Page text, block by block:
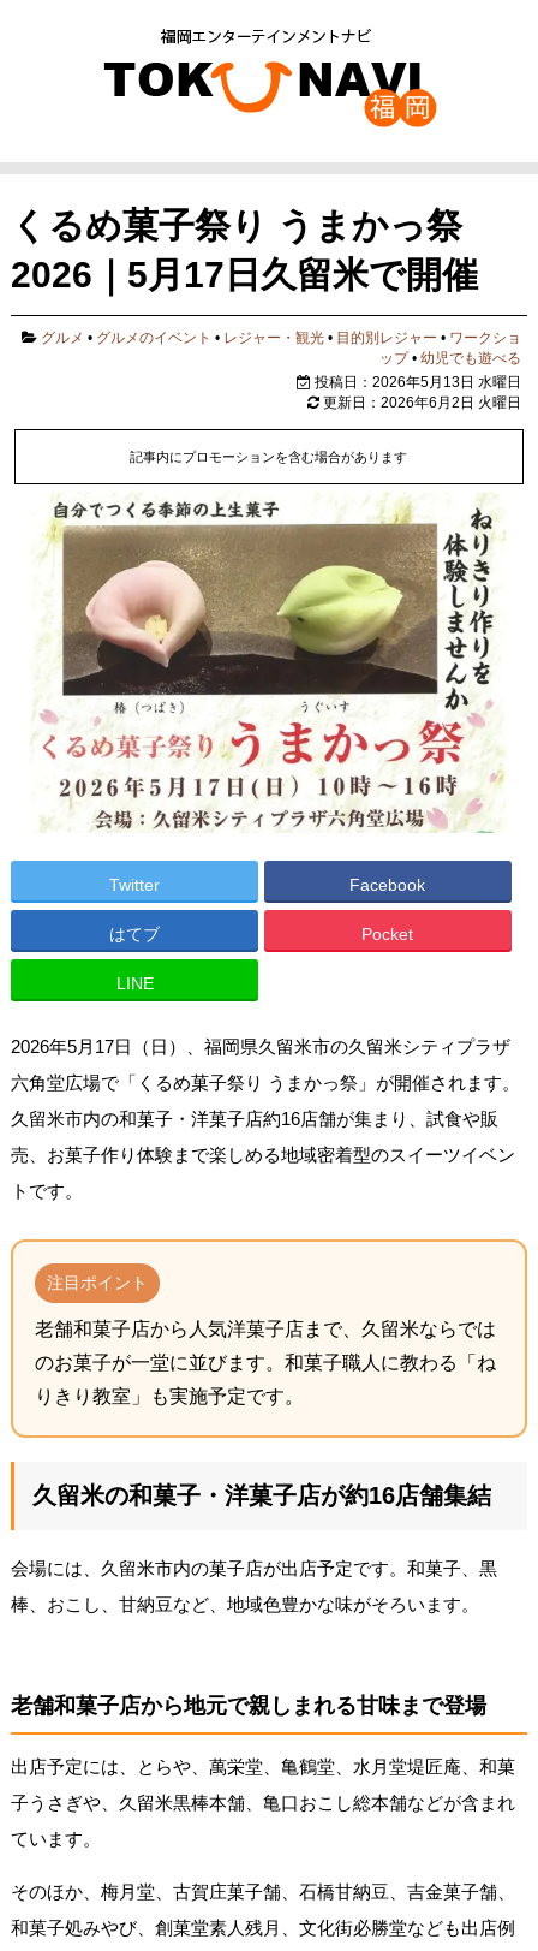
くるめ菓子祭り うまかっ祭
2026｜5月17日久留米で開催
グルメ • グルメのイベント • レジャー・観光 • 目的別レジャー • ワークショ
ップ•幼児でも遊べる
投稿日：2026年5月13日 水曜日
更新日：2026年6月2日 火曜日
記事内にプロモーションを含む場合があります
Twitter Facebook
はてブ Pocket
LINE
2026年5月17日（日）、福岡県久留米市の久留米シティプラザ
六角堂広場で「くるめ菓子祭り うまかっ祭」が開催されます。
久留米市内の和菓子・洋菓子店約16店舗が集まり、試食や販
売、お菓子作り体験まで楽しめる地域密着型のスイーツイベン
トです。
注目ポイント
老舗和菓子店から人気洋菓子店まで、久留米ならでは
のお菓子が一堂に並びます。和菓子職人に教わる「ね
りきり教室」も実施予定です。
久留米の和菓子・洋菓子店が約16店舗集結
会場には、久留米市内の菓子店が出店予定です。和菓子、黒
棒、おこし、甘納豆など、地域色豊かな味がそろいます。
老舗和菓子店から地元で親しまれる甘味まで登場
出店予定には、とらや、萬栄堂、亀鶴堂、水月堂堤匠庵、和菓
子うさぎや、久留米黒棒本舗、亀口おこし総本舗などが含まれ
ています。
そのほか、梅月堂、古賀庄菓子舗、石橋甘納豆、吉金菓子舗、
和菓子処みやび、創菓堂素人残月、文化街必勝堂なども出店例